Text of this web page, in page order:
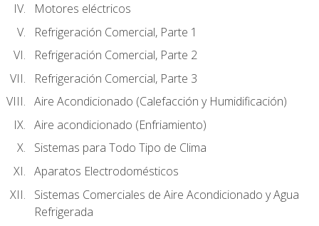
Motores eléctricos
Refrigeración Comercial, Parte 1
Refrigeración Comercial, Parte 2
Refrigeración Comercial, Parte 3
Aire Acondicionado (Calefacción y Humidificación)
Aire acondicionado (Enfriamiento)
Sistemas para Todo Tipo de Clima
Aparatos Electrodomésticos
Sistemas Comerciales de Aire Acondicionado y Agua
Refrigerada